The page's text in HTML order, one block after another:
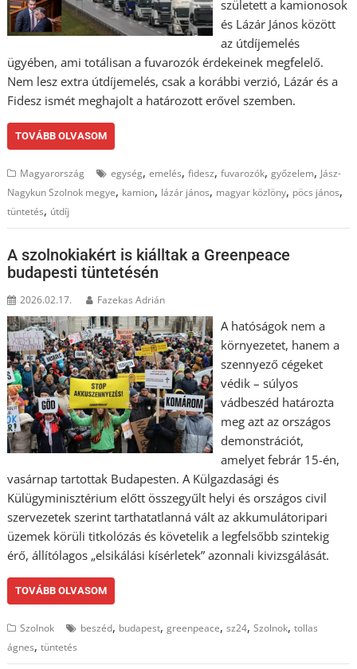
született a kamionosok
és Lázár János között
az útdíjemelés
ügyében, ami totálisan a fuvarozók érdekeinek megfelelő.
Nem lesz extra útdíjemelés, csak a korábbi verzió, Lázár és a
Fidesz ismét meghajolt a határozott erővel szemben.
TOVÁBB OLVASOM
Magyarország egység,emelés,fidesz,fuvarozók,győzelem, Jász-
Nagykun Szolnok megye, kamion, lázár jános, magyar közlöny, pöcs jános,
tüntetés, útdíj
A szolnokiakért is kiálltak a Greenpeace
budapesti tüntetésén
2026.02.17. Fazekas Adrián
A hatóságok nem a
környezetet, hanem a
szennyező cégeket
védik – súlyos
vádbeszéd határozta
meg azt az országos
demonstrációt,
amelyet febrár 15-én,
vasárnap tartottak Budapesten. A Külgazdasági és
Külügyminisztérium előtt összegyűlt helyi és országos civil
szervezetek szerint tarthatatlanná vált az akkumulátoripari
üzemek körüli titkolózás és követelik a legfelsőbb szintekig
érő, állítólagos „elsikálási kísérletek” azonnali kivizsgálását.
TOVÁBB OLVASOM
Szolnok beszéd, budapest,greenpeace,sz24,Szolnok,tollas
ágnes,tüntetés